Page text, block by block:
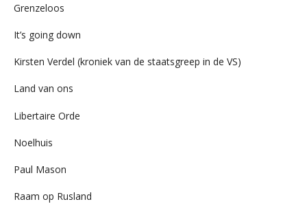
Grenzeloos
It’s going down
Kirsten Verdel (kroniek van de staatsgreep in de VS)
Land van ons
Libertaire Orde
Noelhuis
Paul Mason
Raam op Rusland